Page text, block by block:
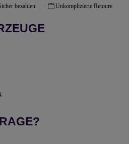
bezahlen Unkomplizierte Retoure